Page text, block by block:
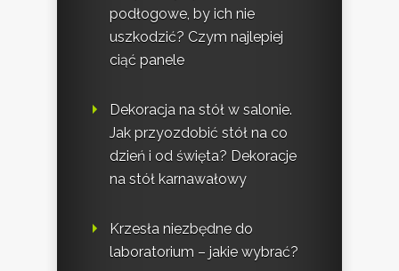
podłogowe, by ich nie
uszkodzić? Czym najlepiej
ciąć panele
Dekoracja na stół w salonie.
Jak przyozdobić stół na co
dzień i od święta? Dekoracje
na stół karnawałowy
Krzesła niezbędne do
laboratorium – jakie wybrać?